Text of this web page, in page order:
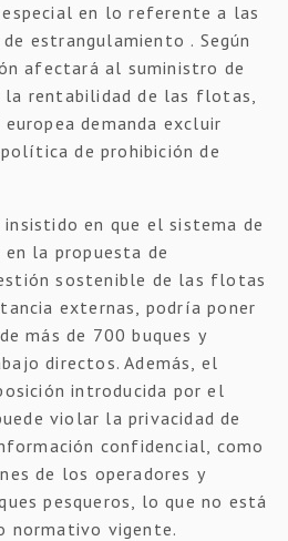
en lo referente a las
estrangulamiento . Según
afectará al suministro de
la rentabilidad de las flotas,
demanda excluir
de prohibición de
insistido en que el sistema de
la propuesta de
sostenible de las flotas
externas, podría poner
más de 700 buques y
directos. Además, el
introducida por el
violar la privacidad de
confidencial, como
de los operadores y
pesqueros, lo que no está
normativo vigente.